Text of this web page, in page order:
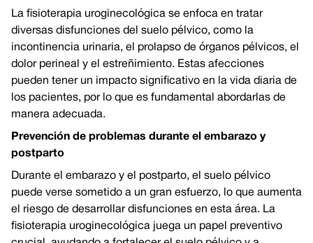
La fisioterapia uroginecológica se enfoca en tratar
diversas disfunciones del suelo pélvico, como la
incontinencia urinaria, el prolapso de órganos pélvicos, el
dolor perineal y el estreñimiento. Estas afecciones
pueden tener un impacto significativo en la vida diaria de
los pacientes, por lo que es fundamental abordarlas de
manera adecuada.
Prevención de problemas durante el embarazo y
postparto
Durante el embarazo y el postparto, el suelo pélvico
puede verse sometido a un gran esfuerzo, lo que aumenta
el riesgo de desarrollar disfunciones en esta área. La
fisioterapia uroginecológica juega un papel preventivo